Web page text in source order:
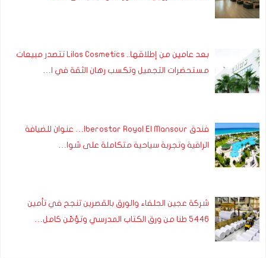
بعد عامين من إطلاقها.. Lilas Cosmetics تتصدر مبيعات
مستحضرات التجميل وتكسب رهان الثقة في ا…
فندق Iberostar Royal El Mansour… عنوان للضيافة
الراقية وتجربة سياحية متكاملة على شوا…
شركة عجين الحلفاء والورق بالقصرين تنجح في تأمين
5446 طنا من ورق الكتاب المدرسي وتؤمّن كامل…